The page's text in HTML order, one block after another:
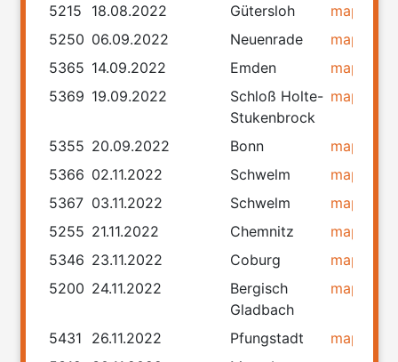
5215
18.08.2022 Gütersloh map
5250 06.09.2022 Neuenrade map
5365 14.09.2022 Emden map
5369 19.09.2022
Schloß Holte-
Stukenbrock
map
5355 20.09.2022 Bonn map
5366 02.11.2022 Schwelm map
5367 03.11.2022 Schwelm map
5255 21.11.2022 Chemnitz map
5346 23.11.2022 Coburg map
5200 24.11.2022
Bergisch
Gladbach
map
5431 26.11.2022 Pfungstadt map